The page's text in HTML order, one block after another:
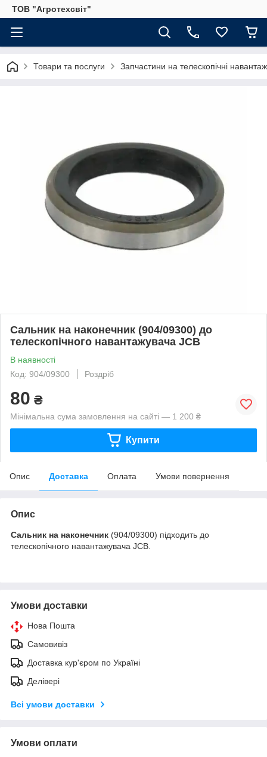
ТОВ "Агротехсвіт"
Товари та послуги Запчастини на телескопічні
Сальник на наконечник (904/09300) до
телескопічного навантажувача JCB
В наявності
Код: 904/09300
Роздріб
80 ₴
Мінімальна сума замовлення на сайті — 1 200 ₴
Купити
Опис Доставка Оплата Умови повернення
Опис
Сальник на наконечник (904/09300) підходить до
телескопічного навантажувача JCB.
Умови доставки
Нова Пошта
Самовивіз
Доставка кур'єром по Україні
Делівері
Всі умови доставки
Умови оплати